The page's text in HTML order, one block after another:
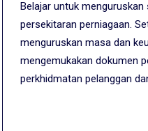
Belajar untuk
persekitaran perniagaan.
menguruskan masa dan
mengemukakan dokumen
perkhidmatan pelanggan